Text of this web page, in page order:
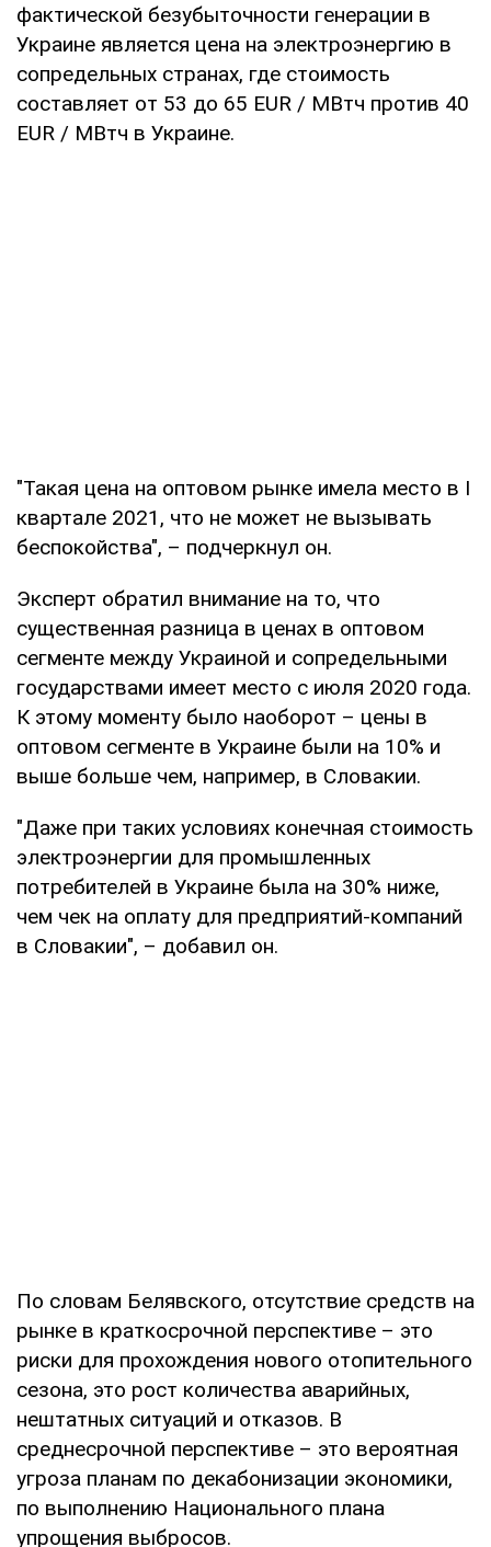
фактической безубыточности генерации в
Украине является цена на электроэнергию в
сопредельных странах, где стоимость
составляет от 53 до 65 EUR / МВтч против 40
EUR / МВтч в Украине.
"Такая цена на оптовом рынке имела место в I
квартале 2021, что не может не вызывать
беспокойства", – подчеркнул он.
Эксперт обратил внимание на то, что
существенная разница в ценах в оптовом
сегменте между Украиной и сопредельными
государствами имеет место с июля 2020 года.
К этому моменту было наоборот – цены в
оптовом сегменте в Украине были на 10% и
выше больше чем, например, в Словакии.
"Даже при таких условиях конечная стоимость
электроэнергии для промышленных
потребителей в Украине была на 30% ниже,
чем чек на оплату для предприятий-компаний
в Словакии", – добавил он.
По словам Белявского, отсутствие средств на
рынке в краткосрочной перспективе – это
риски для прохождения нового отопительного
сезона, это рост количества аварийных,
нештатных ситуаций и отказов. В
среднесрочной перспективе – это вероятная
угроза планам по декабонизации экономики,
по выполнению Национального плана
упрощения выбросов.